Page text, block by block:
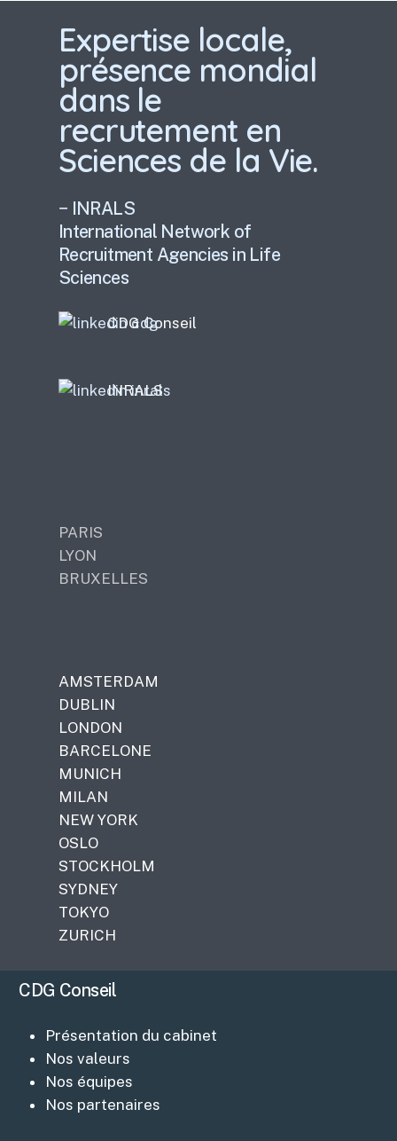
Expertise locale,
présence mondial
dans le
recrutement en
Sciences de la Vie.
− INRALS
International Network of
Recruitment Agencies in Life
Sciences
CDG Conseil
INRALS
PARIS
LYON
BRUXELLES
AMSTERDAM
DUBLIN
LONDON
BARCELONE
MUNICH
MILAN
NEW YORK
OSLO
STOCKHOLM
SYDNEY
TOKYO
ZURICH
CDG Conseil
Présentation du cabinet
Nos valeurs
Nos équipes
Nos partenaires